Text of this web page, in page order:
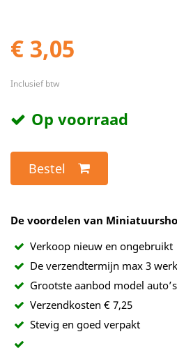
€ 3,05
Inclusief btw
Op voorraad
Bestel
De voordelen van
Verkoop nieuw en ongebruikt
De verzendtermijn max 3
Grootste aanbod model auto’s
Verzendkosten € 7,25
Stevig en goed verpakt